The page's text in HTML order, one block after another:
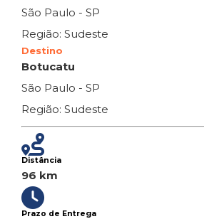
São Paulo - SP
Região: Sudeste
Destino
Botucatu
São Paulo - SP
Região: Sudeste
Distância
96 km
Prazo de Entrega